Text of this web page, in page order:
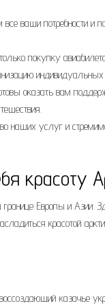
ваши потребности и
покупку
индивидуальных
оказать вам
наших услуг и
красоту
Европы и Азии.
красотой
казачье